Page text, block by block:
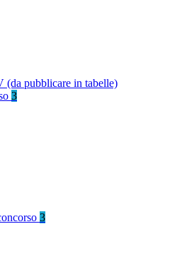
(da pubblicare in tabelle)
3
3